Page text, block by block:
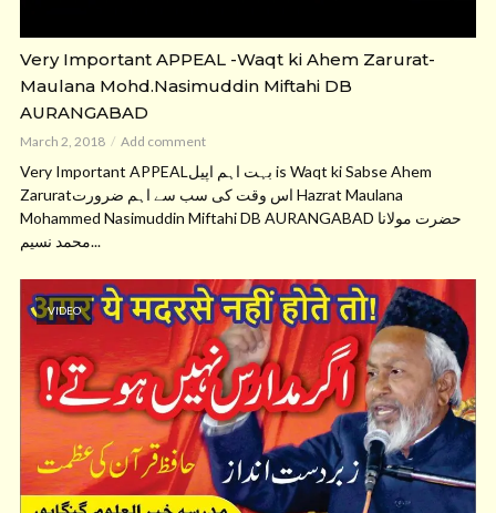
Very Important APPEAL -Waqt ki Ahem Zarurat-
Maulana Mohd.Nasimuddin Miftahi DB
AURANGABAD
March 2, 2018 Add comment
Very Important APPEALبہت اہم اپیل is Waqt ki Sabse Ahem
Zaruratاس وقت کی سب سے اہم ضرورت Hazrat Maulana
Mohammed Nasimuddin Miftahi DB AURANGABAD حضرت مولانا
محمد نسیم...
VIDEO